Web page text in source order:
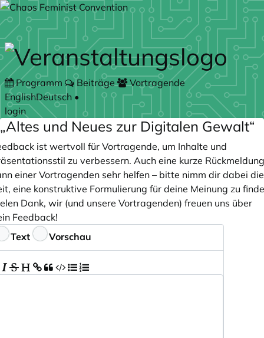
Zum Hauptteil springen
Programm Beiträge
Vortragende
EnglishDeutsch •
login
„Altes und Neues zur Digitalen Gewalt“
ist wertvoll für Vortragende, um Inhalte und
zu verbessern. Auch eine kurze Rückmeldung
einer Vortragenden sehr helfen – bitte nimm dir dabei die
eine konstruktive Formulierung für deine Meinung zu
Dank, wir (und unsere Vortragenden) freuen uns über
Feedback!
Text Vorschau